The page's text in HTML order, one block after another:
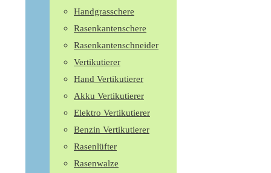
einzuklappen
Handgrasschere
Rasenkantenschere
Rasenkantenschneider
Vertikutierer
Hand Vertikutierer
Akku Vertikutierer
Elektro Vertikutierer
Benzin Vertikutierer
Rasenlüfter
Rasenwalze